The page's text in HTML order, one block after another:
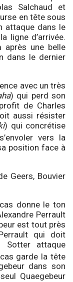
Salchaud et
en tête sous
attaque dans le
ligne d’arrivée.
après une belle
dans le dernier
avec un très
) qui perd son
de Charles
aussi résister
) qui concrétise
vers la
position face à
Geers, Bouvier
donne le ton
Perrault
est tout près
qui doit
Sotter attaque
garde la tête
dans son
Quaegebeur